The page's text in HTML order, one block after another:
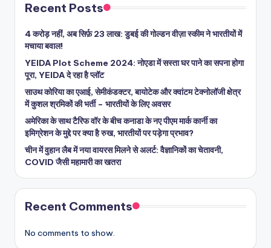
Recent Posts
4 करोड़ नहीं, अब सिर्फ़ 23 लाख: डुबई की गोल्डन वीज़ा स्कीम ने भारतीयों में
मचाया बवाल!
YEIDA Plot Scheme 2024: नोएडा में सस्ता घर पाने का सपना होगा
पूरा, YEIDA दे रहा है प्लॉट
साउथ कोरिया का एआई, सेमीकंडक्टर, बायोटेक और क्वांटम टेक्नोलॉजी क्षेत्र
में कुशल श्रमिकों की भर्ती – भारतीयों के लिए अवसर
अमेरिका के साथ टैरिफ वॉर के बीच कनाडा के नए पीएम मार्क कार्नी का
इमिग्रेशन के मुद्दे पर क्या है रुख, भारतीयों पर पड़ेगा प्रभाव?
चीन में वुहान लैब में नया वायरस मिलने से अलर्ट: वैज्ञानिकों का चेतावनी,
COVID जैसी महामारी का खतरा
Recent Comments
No comments to show.